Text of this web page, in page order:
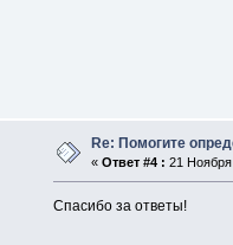
Re: Помогите
«Ответ #4 : 21
Спасибо за ответы!